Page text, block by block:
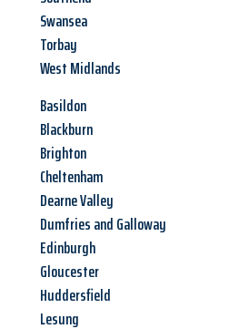
Swansea
Torbay
West Midlands
Basildon
Blackburn
Brighton
Cheltenham
Dearne Valley
Dumfries and Galloway
Edinburgh
Gloucester
Huddersfield
Lesung